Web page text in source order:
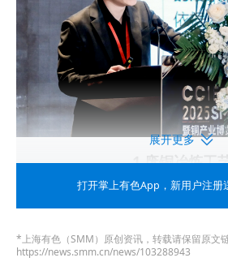
1 废铜冶炼工
展开更多
打开掌上有色App ，新用户注
*上海有色（SMM）原创资讯，转载请保留原文
https://news.smm.cn/news/103288943